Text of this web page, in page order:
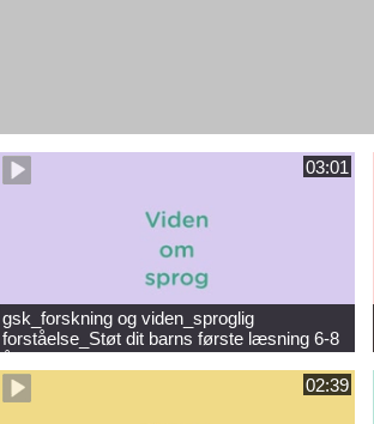
03:01
gsk_forskning og viden_sproglig
forståelse_Støt dit barns første læsning 6-8
år.mp4
02:39